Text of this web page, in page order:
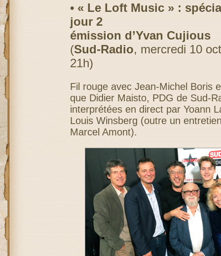
• « Le Loft Music » :
jour 2
émission d’Yvan Cujious
(Sud-Radio, mercredi 10
21h)
Fil rouge avec Jean-Michel Boris
que Didier Maisto, PDG de Sud-
interprétées en direct par Yoann
Louis Winsberg (outre un
Marcel Amont).